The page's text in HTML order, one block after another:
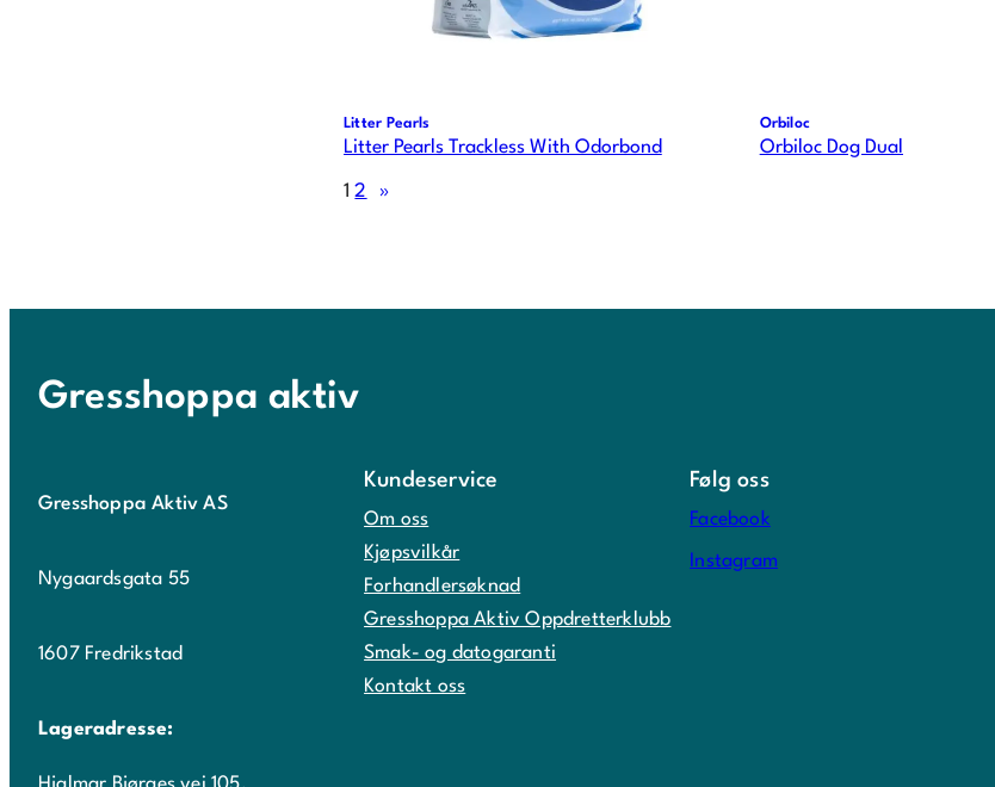
Litter Pearls
Litter Pearls Trackless With Odorbond
Orbiloc
Orbiloc Dog Dual
1 2 »
Gresshoppa aktiv
Gresshoppa Aktiv AS
Nygaardsgata 55
1607 Fredrikstad
Lageradresse:
Kundeservice
Om oss
Kjøpsvilkår
Forhandlersøknad
Gresshoppa Aktiv Oppdretterklubb
Smak- og datogaranti
Kontakt oss
Følg oss
Facebook
Instagram